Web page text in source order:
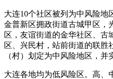
大连10个社区被列为中风险
金普新区拥政街道古城甲区，
区，友谊街道的金华社区、古
区、兴民村，站前街道的联胜
（村）划定为中风险地区，并
大连各地均为低风险区。高、